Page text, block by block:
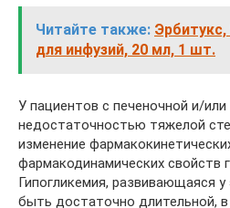
Читайте также:
для инфузий, 20 мл, 1 шт.
У пациентов с печеночной и/или
недостаточностью тяжелой
изменение
фармакодинамических свойств
Гипогликемия, развивающаяся
быть достаточно длительной, в